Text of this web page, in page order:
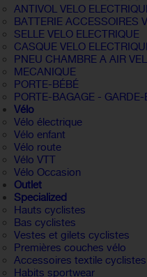
ANTIVOL VELO
BATTERIE ACCESSOIRES
SELLE VELO ELECTRIQUE
CASQUE VELO
PNEU CHAMBRE A AIR
MECANIQUE
PORTE-BÉBÉ
PORTE-BAGAGE - GARDE-
Vélo
Vélo électrique
Vélo enfant
Vélo route
Vélo VTT
Vélo Occasion
Outlet
Specialized
Hauts cyclistes
Bas cyclistes
Vestes et gilets cyclistes
Premières couches vélo
Accessoires textile cyclistes
Habits sportwear